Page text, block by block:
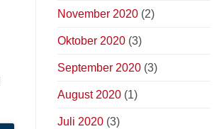
November 2020(2)
Oktober 2020(3)
September 2020(3)
August 2020(1)
Juli 2020(3)